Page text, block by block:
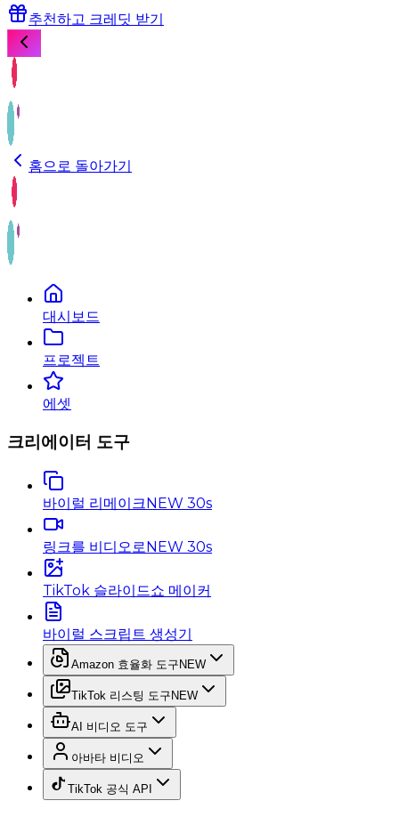
추천하고 크레딧 받기
홈으로 돌아가기
대시보드
프로젝트
에셋
크리에이터 도구
바이럴 리메이크 NEW 30s
링크를 비디오로 NEW 30s
TikTok 슬라이드쇼 메이커
바이럴 스크립트 생성기
Amazon 효율화 도구 NEW
TikTok 리스팅 도구 NEW
AI 비디오 도구
아바타 비디오
TikTok 공식 API